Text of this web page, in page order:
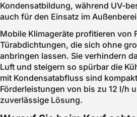
Kondensatbildung, während UV-
auch für den Einsatz im
Mobile Klimageräte profitieren von
Türabdichtungen, die sich ohne
anbringen lassen. Sie verhindern
Luft und steigern so spürbar die
mit Kondensatabfluss sind
Förderleistungen von bis zu 12 l/h
zuverlässige Lösung.